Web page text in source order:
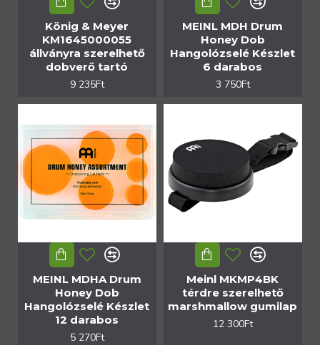
König & Meyer
KM1645000055
állványra szerelhető
dobverő tartó
9 235Ft
MEINL MDH Drum
Honey Dob
Hangolózselé Készlet
6 darabos
3 750Ft
MEINL MDHA Drum
Honey Dob
Hangolózselé Készlet
12 darabos
5 270Ft
Meinl MKMP4BK
térdre szerelhető
marshmallow gumilap
12 300Ft